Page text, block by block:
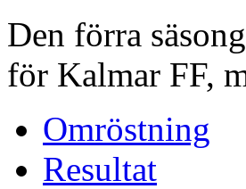
Den förra
för Kalmar FF,
Omröstning
Resultat